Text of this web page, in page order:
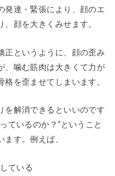
発達・緊張により、顔のエ
顔を大きくみせます。
正というように、顔の歪み
、噛む筋肉は大きくて力が
を歪ませてしまいます。
を解消できるといいのです
ているのか？”ということ
す。例えば、
ている